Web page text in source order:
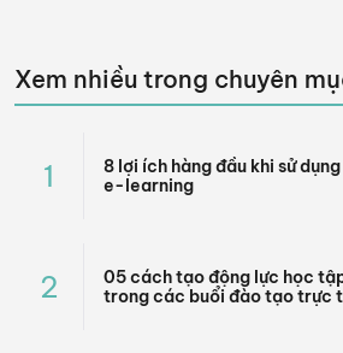
Xem nhiều trong chuyên
1
8 lợi ích hàng đầu khi sử
e-learning
2
05 cách tạo động lực học
trong các buổi đào tạo trực